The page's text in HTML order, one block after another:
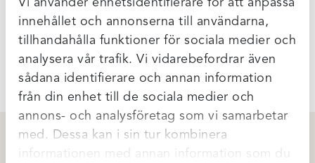
innehållet och annonserna till användarna,
tillhandahålla funktioner för sociala medier och
analysera vår trafik. Vi vidarebefordrar även
sådana identifierare och annan information
från din enhet till de sociala medier och
annons- och analysföretag som vi samarbetar
med. Dessa kan i sin tur kombinera
informationen med annan information som du
när man provar/köper.